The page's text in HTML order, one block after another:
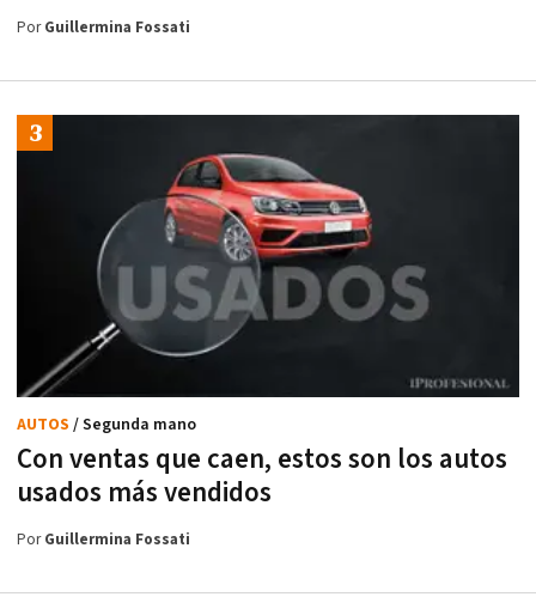
PorGuillermina Fossati
Con ventas que caen, estos son los autos
usados más vendidos
AUTOS / Segunda mano
PorGuillermina Fossati